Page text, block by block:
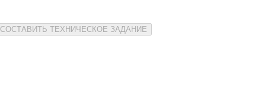
СОСТАВИТЬ ТЕХНИЧЕСКОЕ ЗАДАНИЕ